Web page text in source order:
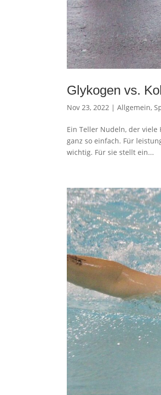
Glykogen vs.
Nov 23, 2022 |Allgemein,
Ein Teller Nudeln, der
ganz so einfach. Für
wichtig. Für sie stellt ein...